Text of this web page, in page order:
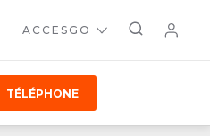
ACCESGO
TÉLÉPHONE